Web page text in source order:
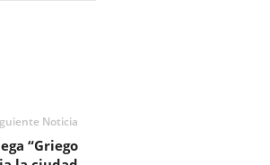
Noticia
“Griego